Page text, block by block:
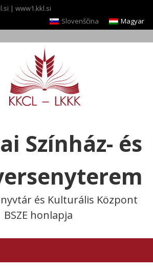
| www1.kkl.si
Slovenščina
Magyar
Színház- és
és Kulturális Központ
BSZE honlapja